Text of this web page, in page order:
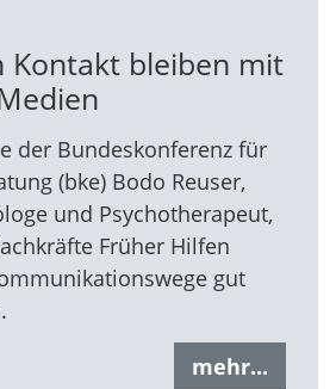
Kontakt bleiben mit
der Bundeskonferenz für
(bke) Bodo Reuser,
und Psychotherapeut,
Früher Hilfen
gut
mehr...